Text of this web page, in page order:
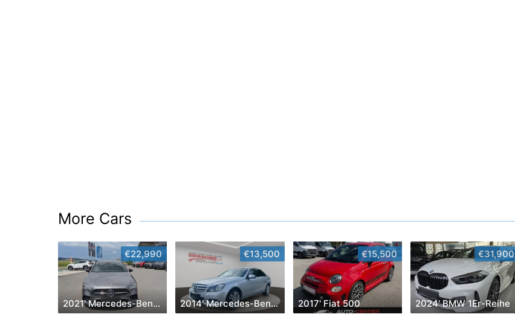
More Cars
€22,990
2021' Mercedes-Benz A-Klasse
€13,500
2014' Mercedes-Benz C-Klasse
€15,500
2017' Fiat 500
€31,900
2024' BMW 1Er-Reihe